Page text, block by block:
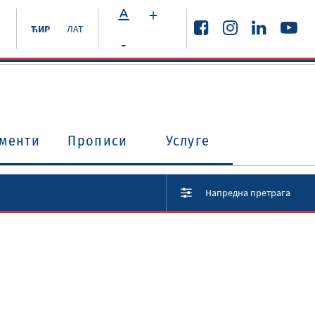
ЋИР ЛАТ
+
-
Прописи Услуге
Напредна претрага